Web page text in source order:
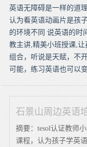
英语无障碍是一样的道
认为看英语动画片是孩
的环境不同 说英语的时
教主讲,精美小班授课,
组合，听说是天赋，不
可能，练习英语也可以
石景山周边英语
摘要：tesol认证教师
课程，认为孩子学英